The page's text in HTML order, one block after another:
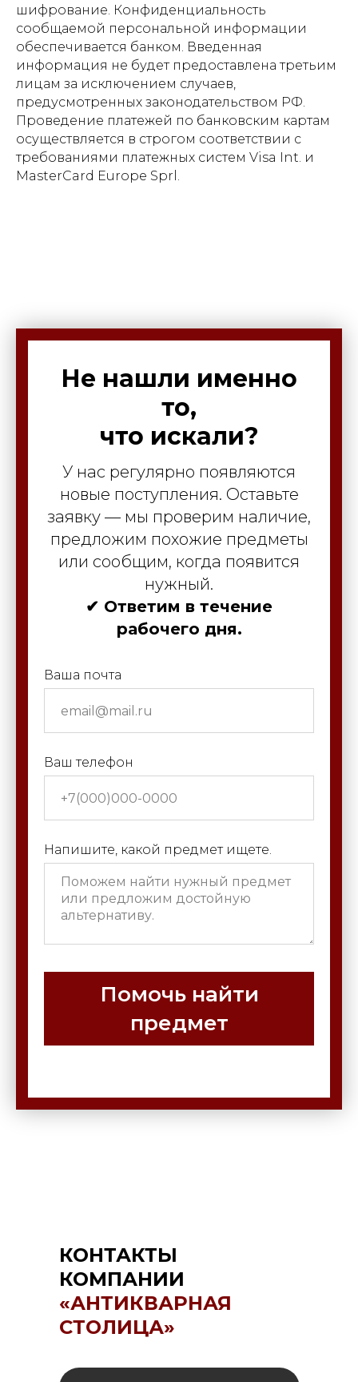
шифрование. Конфиденциальность
сообщаемой персональной информации
обеспечивается банком. Введенная
информация не будет предоставлена третьим
лицам за исключением случаев,
предусмотренных законодательством РФ.
Проведение платежей по банковским картам
осуществляется в строгом соответствии с
требованиями платежных систем Visa Int. и
MasterCard Europe Sprl.
Не нашли именно
то,
что искали?
У нас регулярно появляются
новые поступления. Оставьте
заявку — мы проверим наличие,
предложим похожие предметы
или сообщим, когда появится
нужный.
✔ Ответим в течение
рабочего дня.
Ваша почта
Ваш телефон
Напишите, какой предмет ищете.
Помочь найти
предмет
КОНТАКТЫ
КОМПАНИИ
«АНТИКВАРНАЯ
СТОЛИЦА»